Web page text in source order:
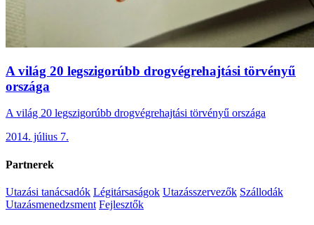
A világ 20 legszigorúbb drogvégrehajtási törvényű
országa
A világ 20 legszigorúbb drogvégrehajtási törvényű országa
2014. július 7.
Partnerek
Utazási tanácsadók Légitársaságok Utazásszervezők Szállodák
Utazásmenedzsment Fejlesztők